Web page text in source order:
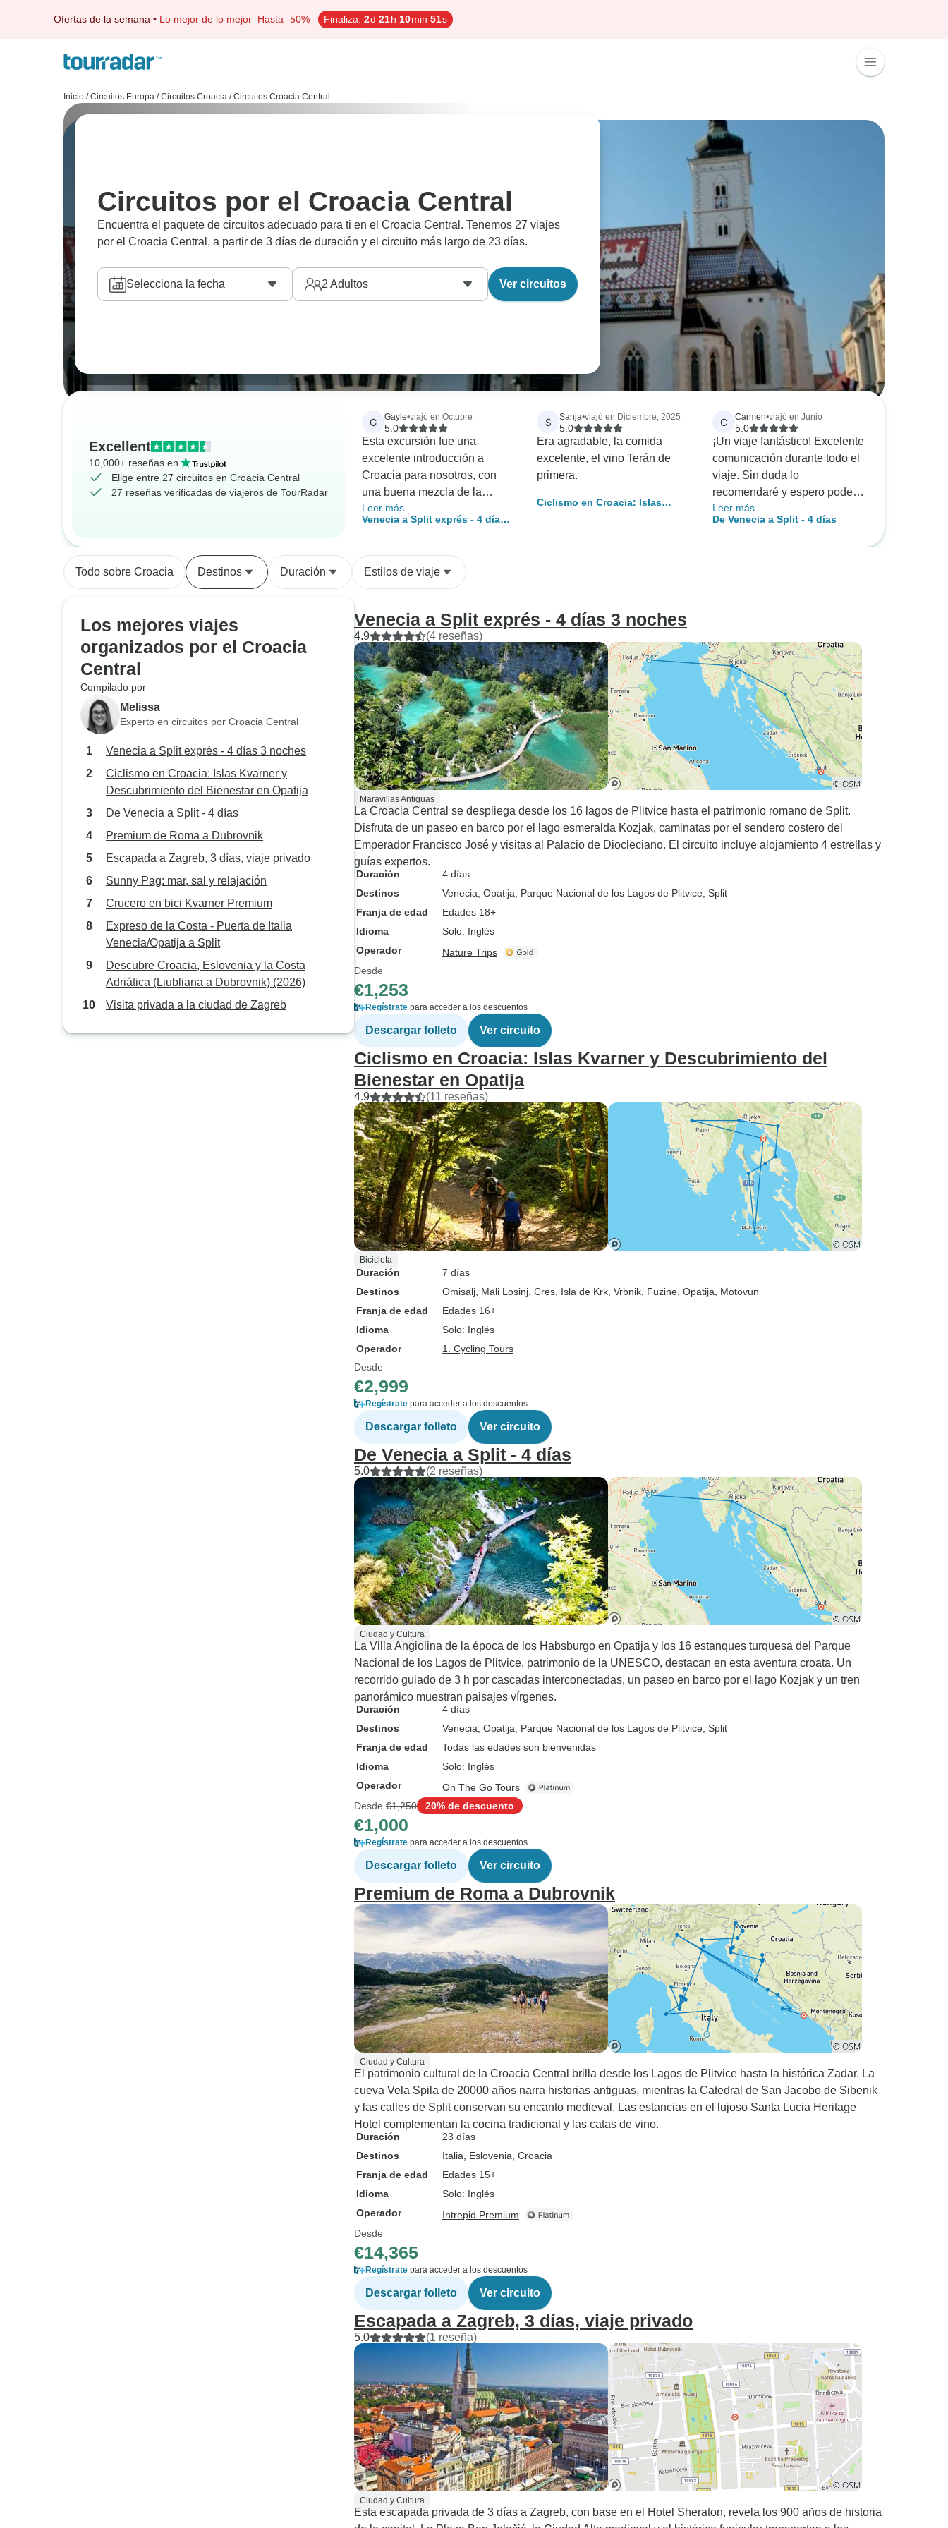
Ofertas de la semana • Lo mejor de lo mejor Hasta -50% Finaliza: 2d 21h 10min 50s
Inicio / Circuitos Europa / Circuitos Croacia / Circuitos Croacia Central
Circuitos por el Croacia Central
Encuentra el paquete de circuitos adecuado para ti en el Croacia Central. Tenemos 27 viajes
por el Croacia Central, a partir de 3 días de duración y el circuito más largo de 23 días.
Selecciona la fecha 2 Adultos Ver circuitos
Excellent
10,000+ reseñas en
Elige entre 27 circuitos en Croacia Central
27 reseñas verificadas de viajeros de TourRadar
G Gayle•viajó en Octubre
5.0
Esta excursión fue una
excelente introducción a
Croacia para nosotros, con
una buena mezcla de la
historia de Croacia y su gente,
viendo hermosos jardines y el
guías locales aprendimos
mucho y paseamos por zonas
momento en que nos recogió
Mislov en Venecia, tuvimos
buenas vibraciones y nos
sentimos seguros de haber
hecho una buena elección.
Esta excursión fue muy, muy
buena. Lo recomendamos
encarecidamente a otras
personas.
Leer más
Venecia a Split exprés - 4 días 3
S Sanja•viajó en Diciembre, 2025
5.0
Era agradable, la comida
excelente, el vino Terán de
primera.
Ciclismo en Croacia: Islas
C Carmen•viajó en Junio
5.0
¡Un viaje fantástico! Excelente
comunicación durante todo el
viaje. Sin duda lo
recomendaré y espero poder
hacer más excursiones.
Leer más
De Venecia a Split - 4 días
Todo sobre Croacia Destinos Duración Estilos de viaje
Los mejores viajes
organizados por el Croacia
Central
Compilado por
Melissa
Experto en circuitos por Croacia Central
Venecia a Split exprés - 4 días 3 noches
Ciclismo en Croacia: Islas Kvarner y
Descubrimiento del Bienestar en Opatija
De Venecia a Split - 4 días
Premium de Roma a Dubrovnik
Escapada a Zagreb, 3 días, viaje privado
Sunny Pag: mar, sal y relajación
Crucero en bici Kvarner Premium
Expreso de la Costa - Puerta de Italia
Venecia/Opatija a Split
Descubre Croacia, Eslovenia y la Costa
Adriática (Liubliana a Dubrovnik) (2026)
Visita privada a la ciudad de Zagreb
Venecia a Split exprés - 4 días 3 noches
4.9 (4 reseñas)
Maravillas Antiguas
La Croacia Central se despliega desde los 16 lagos de Plitvice hasta el patrimonio romano de Split.
Disfruta de un paseo en barco por el lago esmeralda Kozjak, caminatas por el sendero costero del
Emperador Francisco José y visitas al Palacio de Diocleciano. El circuito incluye alojamiento 4 estrellas y
guías expertos.
Duración
4 días
Destinos
Venecia , Opatija , Parque Nacional de los Lagos de Plitvice , Split
Franja de edad
Edades 18+
Idioma
Solo: Inglés
Operador
Nature Trips
Desde
€1,253
Regístrate para acceder a los descuentos
Descargar folleto Ver circuito
Ciclismo en Croacia: Islas Kvarner y Descubrimiento del
Bienestar en Opatija
4.9 (11 reseñas)
Bicicleta
Duración
7 días
Destinos
Omisalj , Mali Losinj , Cres , Isla de Krk , Vrbnik , Fuzine , Opatija , Motovun
Franja de edad
Edades 16+
Idioma
Solo: Inglés
Operador
1. Cycling Tours
Desde
€2,999
Regístrate para acceder a los descuentos
Descargar folleto Ver circuito
De Venecia a Split - 4 días
5.0 (2 reseñas)
Ciudad y Cultura
La Villa Angiolina de la época de los Habsburgo en Opatija y los 16 estanques turquesa del Parque
Nacional de los Lagos de Plitvice, patrimonio de la UNESCO, destacan en esta aventura croata. Un
recorrido guiado de 3 h por cascadas interconectadas, un paseo en barco por el lago Kozjak y un tren
panorámico muestran paisajes vírgenes.
Duración
4 días
Destinos
Venecia , Opatija , Parque Nacional de los Lagos de Plitvice , Split
Franja de edad
Todas las edades son bienvenidas
Idioma
Solo: Inglés
Operador
On The Go Tours
Desde €1,250 20% de descuento
€1,000
Regístrate para acceder a los descuentos
Descargar folleto Ver circuito
Premium de Roma a Dubrovnik
Ciudad y Cultura
El patrimonio cultural de la Croacia Central brilla desde los Lagos de Plitvice hasta la histórica Zadar. La
cueva Vela Spila de 20000 años narra historias antiguas, mientras la Catedral de San Jacobo de Sibenik
y las calles de Split conservan su encanto medieval. Las estancias en el lujoso Santa Lucia Heritage
Hotel complementan la cocina tradicional y las catas de vino.
Duración
23 días
Destinos
Italia , Eslovenia , Croacia
Franja de edad
Edades 15+
Idioma
Solo: Inglés
Operador
Intrepid Premium
Desde
€14,365
Regístrate para acceder a los descuentos
Descargar folleto Ver circuito
Escapada a Zagreb, 3 días, viaje privado
5.0 (1 reseña)
Ciudad y Cultura
Esta escapada privada de 3 días a Zagreb, con base en el Hotel Sheraton, revela los 900 años de historia